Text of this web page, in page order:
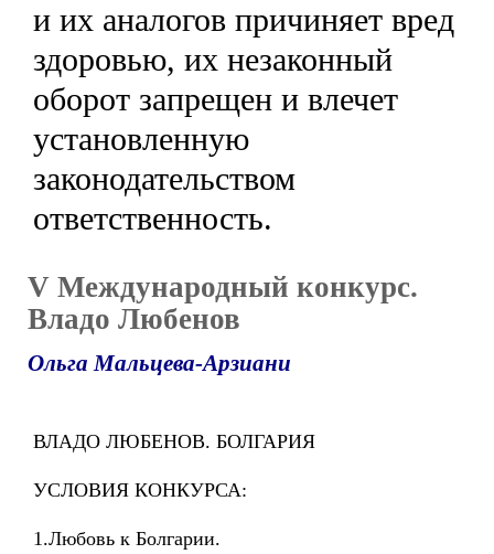
и их аналогов причиняет вред
здоровью, их незаконный
оборот запрещен и влечет
установленную
законодательством
ответственность.
V Международный конкурс.
Владо Любенов
Ольга Мальцева-Арзиани
ВЛАДО ЛЮБЕНОВ. БОЛГАРИЯ
УСЛОВИЯ КОНКУРСА:
1.Любовь к Болгарии.